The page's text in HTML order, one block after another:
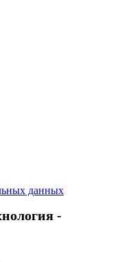
данных
-